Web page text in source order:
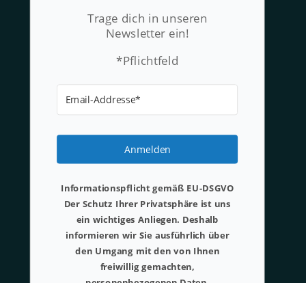
Trage dich in unseren
Newsletter ein!
*Pflichtfeld
Anmelden
Informationspflicht gemäß EU-DSGVO
Der Schutz Ihrer Privatsphäre ist uns
ein wichtiges Anliegen. Deshalb
informieren wir Sie ausführlich über
den Umgang mit den von Ihnen
freiwillig gemachten,